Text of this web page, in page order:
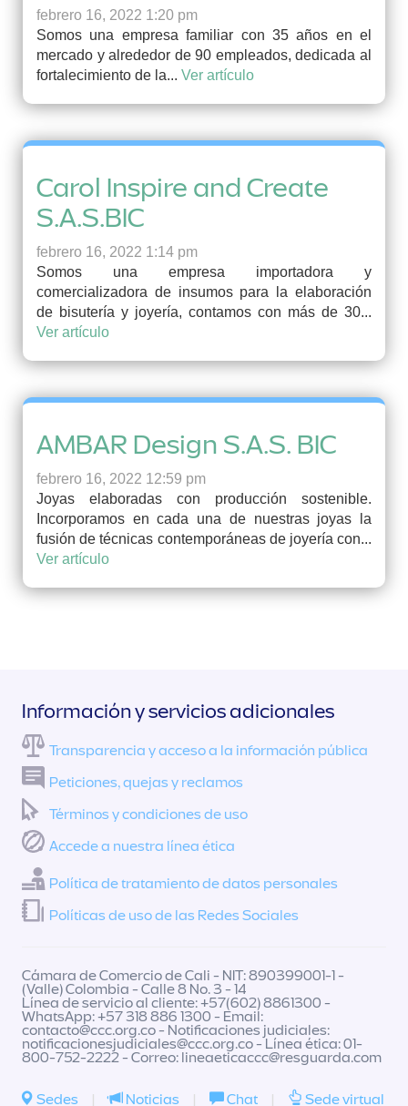
febrero 16, 2022 1:20 pm
Somos una empresa familiar con 35 años en el
mercado y alrededor de 90 empleados, dedicada al
fortalecimiento de la... Ver artículo
Carol Inspire and Create
S.A.S.BIC
febrero 16, 2022 1:14 pm
Somos una empresa importadora y
comercializadora de insumos para la elaboración
de bisutería y joyería, contamos con más de 30...
Ver artículo
AMBAR Design S.A.S. BIC
febrero 16, 2022 12:59 pm
Joyas elaboradas con producción sostenible.
Incorporamos en cada una de nuestras joyas la
fusión de técnicas contemporáneas de joyería con...
Ver artículo
Información y servicios adicionales
Transparencia y acceso a la información pública
Peticiones, quejas y reclamos
Términos y condiciones de uso
Accede a nuestra línea ética
Política de tratamiento de datos personales
Políticas de uso de las Redes Sociales
Cámara de Comercio de Cali - NIT: 890399001-1 -
(Valle) Colombia - Calle 8 No. 3 - 14
Línea de servicio al cliente: +57(602) 8861300 -
WhatsApp: +57 318 886 1300 - Email:
contacto@ccc.org.co- Notificaciones judiciales:
notificacionesjudiciales@ccc.org.co- Línea ética: 01-
800-752-2222 - Correo: lineaeticaccc@resguarda.com
Sedes | Noticias | Chat | Sede virtual